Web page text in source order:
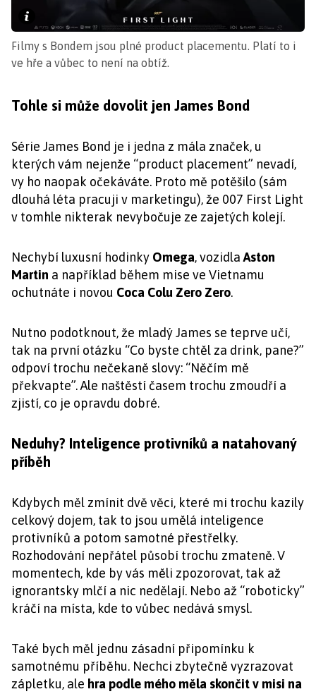
Filmy s Bondem jsou plné product placementu. Platí to i
ve hře a vůbec to není na obtíž.
Tohle si může dovolit jen James Bond
Série James Bond je i jedna z mála značek, u
kterých vám nejenže “product placement” nevadí,
vy ho naopak očekáváte. Proto mě potěšilo (sám
dlouhá léta pracuji v marketingu), že 007 First Light
v tomhle nikterak nevybočuje ze zajetých kolejí.
Nechybí luxusní hodinky Omega, vozidlaAston
Martin a například během mise ve Vietnamu
ochutnáte i novou Coca Colu Zero Zero.
Nutno podotknout, že mladý James se teprve učí,
tak na první otázku “Co byste chtěl za drink, pane?”
odpoví trochu nečekaně slovy: “Něčím mě
překvapte”. Ale naštěstí časem trochu zmoudří a
zjistí, co je opravdu dobré.
Neduhy? Inteligence protivníků a natahovaný
příběh
Kdybych měl zmínit dvě věci, které mi trochu kazily
celkový dojem, tak to jsou umělá inteligence
protivníků a potom samotné přestřelky.
Rozhodování nepřátel působí trochu zmateně. V
momentech, kde by vás měli zpozorovat, tak až
ignorantsky mlčí a nic nedělají. Nebo až “roboticky”
kráčí na místa, kde to vůbec nedává smysl.
Také bych měl jednu zásadní připomínku k
samotnému příběhu. Nechci zbytečně vyzrazovat
zápletku, ale hra podle mého měla skončit v misi na